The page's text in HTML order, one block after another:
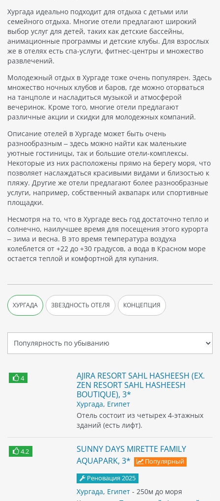
Хургада идеально подходит для отдыха с детьми или
семейного отдыха. Многие отели предлагают широкий
выбор услуг для детей, таких как детские бассейны,
анимационные программы и детские клубы. Для взрослых
же в отелях есть спа-услуги, фитнес-центры и множество
развлечений.
Молодежный отдых в Хургаде тоже очень популярен. Здесь
множество ночных клубов и баров, где можно оторваться
на танцполе и насладиться музыкой и атмосферой
вечеринок. Кроме того, многие отели предлагают
различные акции и скидки для молодежных компаний.
Описание отелей в Хургаде может быть очень
разнообразным – здесь можно найти как маленькие
уютные гостиницы, так и большие отели-комплексы.
Некоторые из них расположены прямо на берегу моря, что
позволяет наслаждаться красивыми видами и близостью к
пляжу. Другие же отели предлагают более разнообразные
услуги, например, собственный аквапарк или спортивные
площадки.
Несмотря на то, что в Хургаде весь год достаточно тепло и
солнечно, наилучшее время для посещения этого курорта
– зима и весна. В это время температура воздуха
колеблется от +22 до +30 градусов, а вода в Красном море
остается теплой и комфортной для купания.
ХУРГАДА ЗВЕЗДНОСТЬ ОТЕЛЯ КОНЦЕПЦИЯ
4
AJIRA RESORT SAHL HASHEESH (EX.
ZEN RESORT SAHL HASHEESH
BOUTIQUE), 3*
Хургада, Египет
Отель состоит из четырех 4-этажных
зданий (есть лифт).
4.2
SUNNY DAYS MIRETTE FAMILY
AQUAPARK, 3*
Популярный
Реновация 2025
Хургада, Египет - 250м до моря